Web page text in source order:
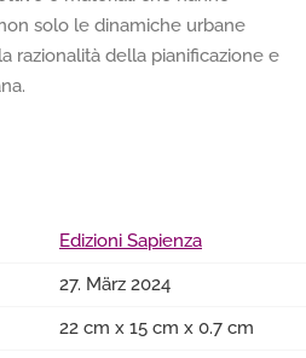
solo le dinamiche urbane
razionalità della pianificazione e
Edizioni Sapienza
27. März 2024
22 cm x 15 cm x 0.7 cm